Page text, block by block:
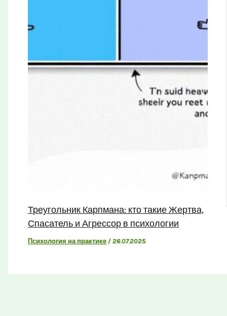
Треугольник Карпмана: кто такие Жертва,
Спасатель и Агрессор в психологии
Психология на практике /26.07.2025